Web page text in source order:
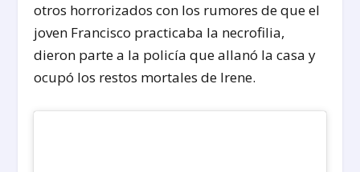
otros horrorizados con los rumores de que el
joven Francisco practicaba la necrofilia,
dieron parte a la policía que allanó la casa y
ocupó los restos mortales de Irene.